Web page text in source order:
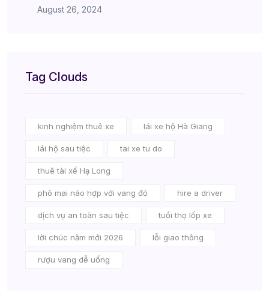
August 26, 2024
Tag Clouds
kinh nghiệm thuê xe lái xe hộ Hà Giang
lái hộ sau tiệc tai xe tu do
thuê tài xế Hạ Long
phô mai nào hợp với vang đỏ hire a driver
dịch vụ an toàn sau tiệc tuổi thọ lốp xe
lời chúc năm mới 2026 lỗi giao thông
rượu vang dễ uống